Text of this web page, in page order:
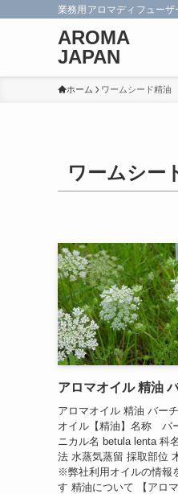
業務用アロマディフュー
AROMA
JAPAN
ホーム ワームシード精油
ワームシー
アロマオイル 精油
アロマオイル 精油 バー
オイル【精油】名称 バ
ニカル名 betula lenta 科
法 水蒸気蒸留 採取部位
※弊社利用オイルの情報
す 精油について 【アロマ